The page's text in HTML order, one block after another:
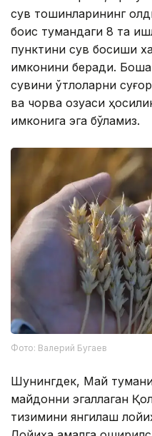
сув тошқинларининг
боис тумандаги 8 та
пунктини сув босиши
имконини беради.
сувини ўтлоқларни
ва чорва озуқаси
имконига эга бўламиз.
Фото: Валерий Бугаев
Шунингдек, Май
майдонни эгаллаган
тизимини янгилаш